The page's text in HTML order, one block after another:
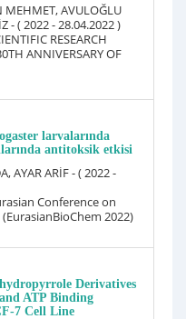
MEHMET, AVULOĞLU
- ( 2022 - 28.04.2022 )
RESEARCH
ANNIVERSARY OF
larvalarında
antitoksik etkisi
AYAR ARİF - ( 2022 -
Conference on
2022)
Derivatives
ATP Binding
7 Cell Line